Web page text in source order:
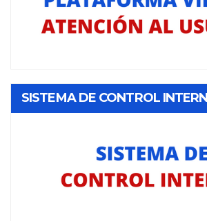
SISTEMA DE CONTROL